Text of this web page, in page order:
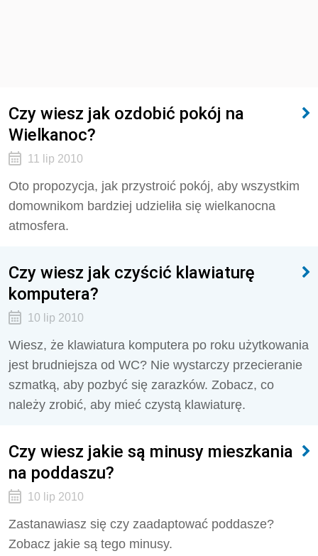
Czy wiesz jak ozdobić pokój na
Wielkanoc?
11 lip 2010
Oto propozycja, jak przystroić pokój, aby wszystkim
domownikom bardziej udzieliła się wielkanocna
atmosfera.
Czy wiesz jak czyścić klawiaturę
komputera?
10 lip 2010
Wiesz, że klawiatura komputera po roku użytkowania
jest brudniejsza od WC? Nie wystarczy przecieranie
szmatką, aby pozbyć się zarazków. Zobacz, co
należy zrobić, aby mieć czystą klawiaturę.
Czy wiesz jakie są minusy mieszkania
na poddaszu?
10 lip 2010
Zastanawiasz się czy zaadaptować poddasze?
Zobacz jakie są tego minusy.